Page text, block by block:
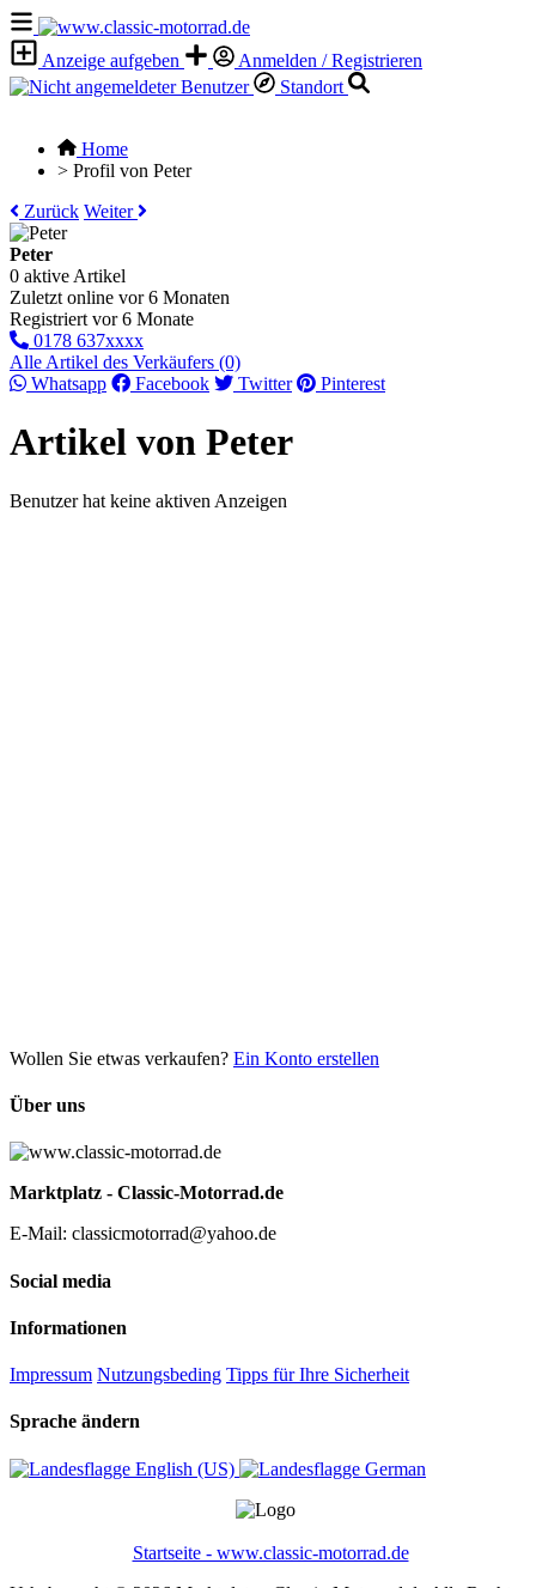
Anzeige aufgeben
Anmelden / Registrieren
Standort
Home
> Profil von Peter
Zurück Weiter
Peter
0 aktive Artikel
Zuletzt online vor 6 Monaten
Registriert vor 6 Monate
0178 637xxxx
Alle Artikel des Verkäufers (0)
Whatsapp
Facebook Twitter Pinterest
Artikel von Peter
Benutzer hat keine aktiven Anzeigen
Wollen Sie etwas verkaufen? Ein Konto erstellen
Über uns
Marktplatz - Classic-Motorrad.de
E-Mail: classicmotorrad@yahoo.de
Social media
Informationen
Impressum Nutzungsbeding Tipps für Ihre Sicherheit
Sprache ändern
English (US)‎ German‎
Startseite - www.classic-motorrad.de